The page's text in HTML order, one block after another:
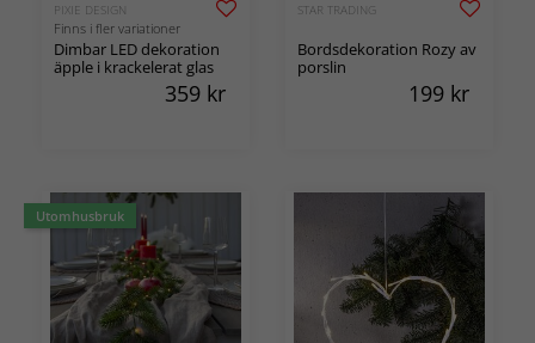
PIXIE DESIGN
Finns i fler variationer
Dimbar LED dekoration
äpple i krackelerat glas
359 kr
STAR TRADING
Bordsdekoration Rozy av
porslin
199 kr
Utomhusbruk